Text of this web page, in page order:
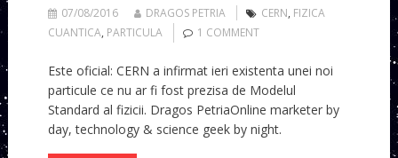
07/08/2016 DRAGOS PETRIA CERN, FIZICA
CUANTICA, PARTICULA 1 COMMENT
Este oficial: CERN a infirmat ieri existenta unei noi
particule ce nu ar fi fost prezisa de Modelul
Standard al fizicii. Dragos PetriaOnline marketer by
day, technology & science geek by night.